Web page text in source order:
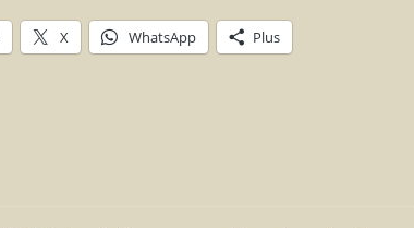
X WhatsApp Plus